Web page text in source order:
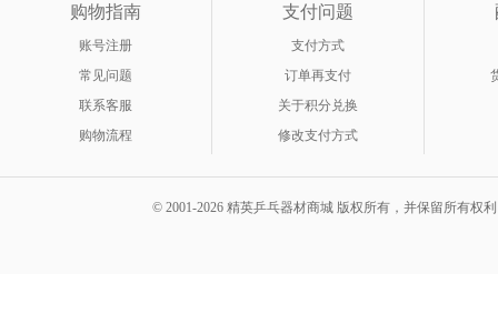
购物指南
账号注册
常见问题
联系客服
购物流程
支付问题
支付方式
订单再支付
关于积分兑换
修改支付方式
© 2001-2026 精英乒乓器材商城 版权所有，并保留所有权